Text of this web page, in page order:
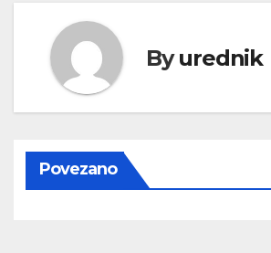
Byurednik
Povezano